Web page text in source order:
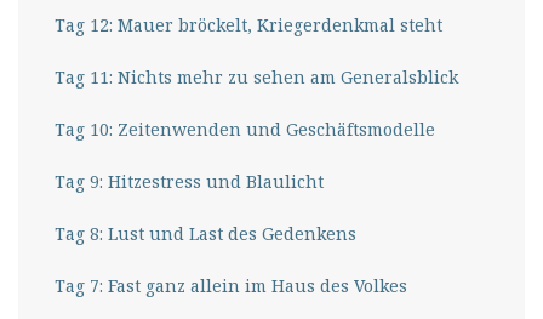
Tag 12: Mauer bröckelt, Kriegerdenkmal steht
Tag 11: Nichts mehr zu sehen am Generalsblick
Tag 10: Zeitenwenden und Geschäftsmodelle
Tag 9: Hitzestress und Blaulicht
Tag 8: Lust und Last des Gedenkens
Tag 7: Fast ganz allein im Haus des Volkes